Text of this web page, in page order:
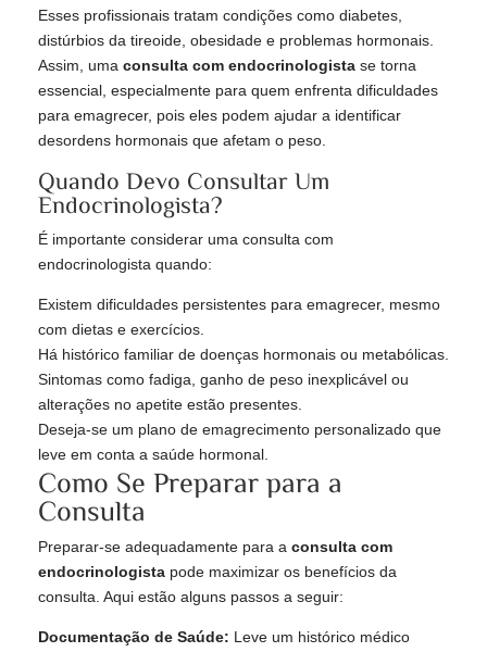
Esses profissionais tratam condições como diabetes,
distúrbios da tireoide, obesidade e problemas hormonais.
Assim, uma consulta com endocrinologista se torna
essencial, especialmente para quem enfrenta dificuldades
para emagrecer, pois eles podem ajudar a identificar
desordens hormonais que afetam o peso.
Quando Devo Consultar Um
Endocrinologista?
É importante considerar uma consulta com
endocrinologista quando:
Existem dificuldades persistentes para emagrecer, mesmo
com dietas e exercícios.
Há histórico familiar de doenças hormonais ou metabólicas.
Sintomas como fadiga, ganho de peso inexplicável ou
alterações no apetite estão presentes.
Deseja-se um plano de emagrecimento personalizado que
leve em conta a saúde hormonal.
Como Se Preparar para a
Consulta
Preparar-se adequadamente para a consulta com
endocrinologista pode maximizar os benefícios da
consulta. Aqui estão alguns passos a seguir:
Documentação de Saúde: Leve um histórico médico